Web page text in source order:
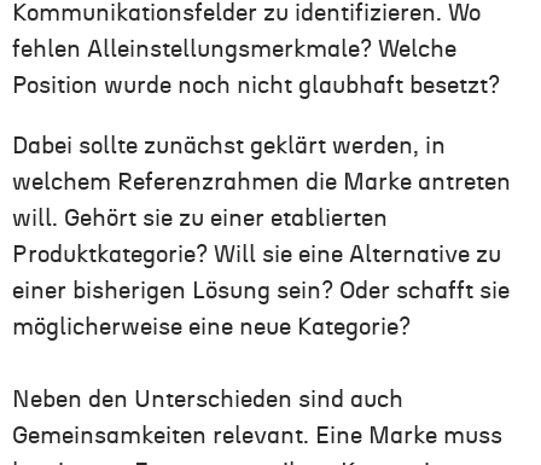
Kommunikationsfelder zu identifizieren. Wo
fehlen Alleinstellungsmerkmale? Welche
Position wurde noch nicht glaubhaft besetzt?
Dabei sollte zunächst geklärt werden, in
welchem Referenzrahmen die Marke antreten
will. Gehört sie zu einer etablierten
Produktkategorie? Will sie eine Alternative zu
einer bisherigen Lösung sein? Oder schafft sie
möglicherweise eine neue Kategorie?
Neben den Unterschieden sind auch
Gemeinsamkeiten relevant. Eine Marke muss